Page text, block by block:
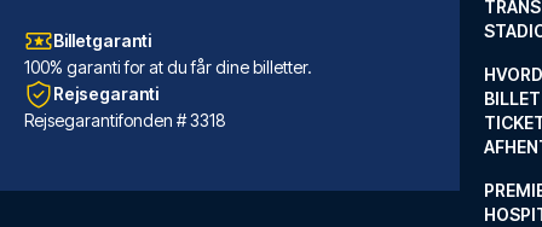
Billetgaranti
100% garanti for at du får dine billetter.
Rejsegaranti
Rejsegarantifonden # 3318